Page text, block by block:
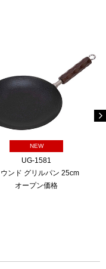
NEW
UG-1581
ンド グリルパン 25cm
オープン価格